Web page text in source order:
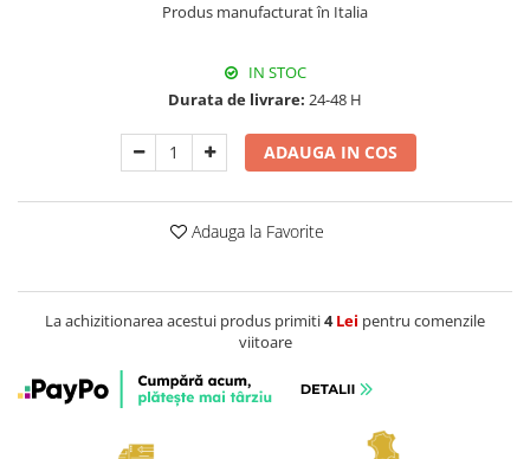
Produs manufacturat în Italia
IN STOC
Durata de livrare: 24-48 H
ADAUGA IN COS
Adauga la Favorite
La achizitionarea acestui produs primiti4 Lei pentru comenzile
viitoare